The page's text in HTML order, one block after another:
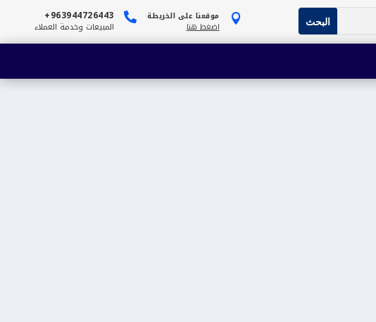
 موقعنا على الخريطة
اضغط هنا

963944726443+
المبيعات وخدمة العملاء